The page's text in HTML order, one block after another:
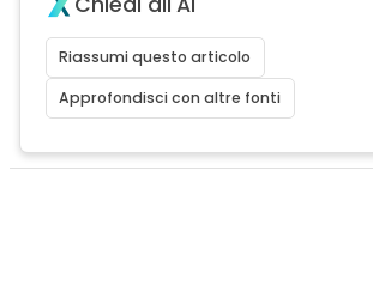
Riassumi questo articolo
Approfondisci con altre fonti